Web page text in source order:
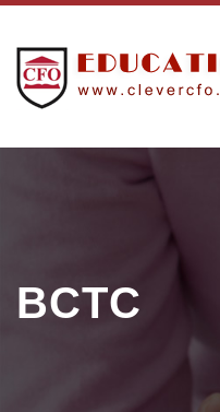
BCTC